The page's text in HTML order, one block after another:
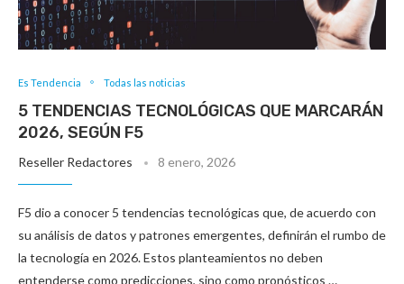
Es Tendencia Todas las noticias
5 TENDENCIAS TECNOLÓGICAS QUE MARCARÁN
2026, SEGÚN F5
Reseller Redactores 8 enero, 2026
F5 dio a conocer 5 tendencias tecnológicas que, de acuerdo con
su análisis de datos y patrones emergentes, definirán el rumbo de
la tecnología en 2026. Estos planteamientos no deben
entenderse como predicciones, sino como pronósticos …